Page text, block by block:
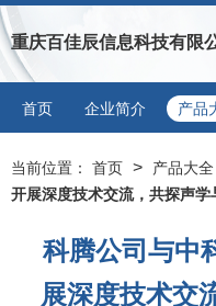
重庆百佳辰信息科技有限
首页 企业简介 产品
当前位置： 首页 > 产品大全
开展深度技术交流，共探声学
科腾公司与中
展深度技术交